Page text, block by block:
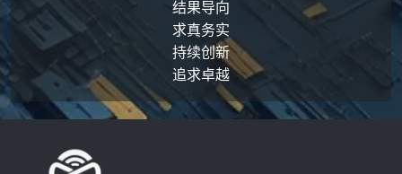
结果导向
求真务实
持续创新
追求卓越